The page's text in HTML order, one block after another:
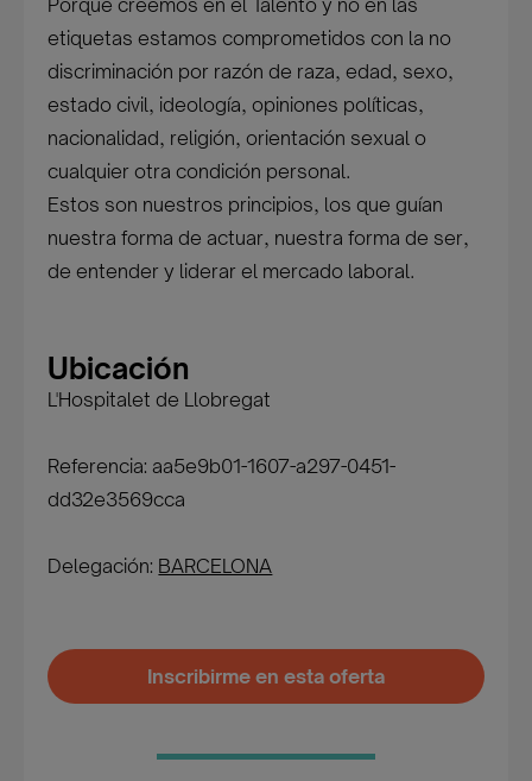
Porque creemos en el Talento y no en las
etiquetas estamos comprometidos con la no
discriminación por razón de raza, edad, sexo,
estado civil, ideología, opiniones políticas,
nacionalidad, religión, orientación sexual o
cualquier otra condición personal.
Estos son nuestros principios, los que guían
nuestra forma de actuar, nuestra forma de ser,
de entender y liderar el mercado laboral.
Ubicación
L'Hospitalet de Llobregat
Referencia: aa5e9b01-1607-a297-0451-
dd32e3569cca
Delegación: BARCELONA
Inscribirme en esta oferta